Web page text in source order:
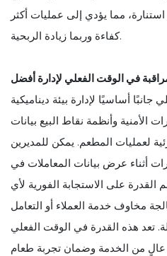
مما يؤدي إلى عمليات أكثر
كفاءة وربما زيادة الربحية.
في الوقت الفعلي لإدارة أفضل
أساسيًا لإدارة بيئة ديناميكية
الأمنية وأنظمة نقاط البيع بيانات
لعمليات المطعم. يمكن للمديرين
أثناء عرض بيانات المعاملات في
على الاستجابة الفورية لأي
مخاوف خدمة العملاء أو التعامل
تعد هذه القدرة في الوقت الفعلي
من الخدمة وضمان تجربة طعام